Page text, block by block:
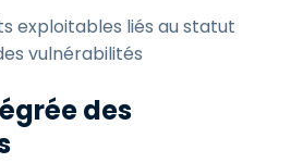
exploitables liés au statut
vulnérabilités
des